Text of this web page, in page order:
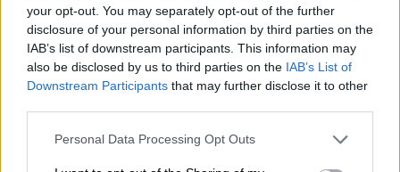
your opt-out. You may separately opt-out of the further
disclosure of your personal information by third parties on the
IAB’s list of downstream participants. This information may
also be disclosed by us to third parties on the IAB’s List of
Downstream Participants that may further disclose it to other
Personal Data Processing Opt Outs
09/08/2026 , 9:25
Διπλασιάζονται οι ανατιθέμενες εκτάσεις
πρασίνου στη Λάρισα – Συνολικά 1.120
στρέμματα υπό τη φροντίδα και επίβλεψη
του Δήμου Λαρισαίων